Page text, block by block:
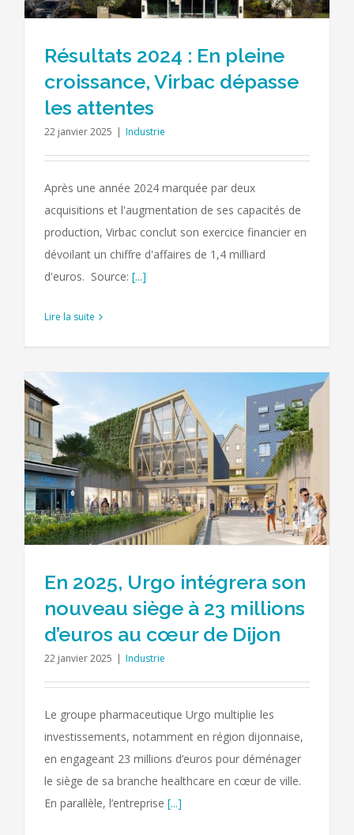
Résultats 2024 : En pleine
croissance, Virbac dépasse
les attentes
22 janvier 2025 | Industrie
Après une année 2024 marquée par deux
acquisitions et l'augmentation de ses capacités de
production, Virbac conclut son exercice financier en
dévoilant un chiffre d'affaires de 1,4 milliard
d'euros. Source: [...]
Lire la suite
En 2025, Urgo intégrera son
nouveau siège à 23 millions
d’euros au cœur de Dijon
22 janvier 2025 | Industrie
Le groupe pharmaceutique Urgo multiplie les
investissements, notamment en région dijonnaise,
en engageant 23 millions d’euros pour déménager
le siège de sa branche healthcare en cœur de ville.
En parallèle, l’entreprise [...]